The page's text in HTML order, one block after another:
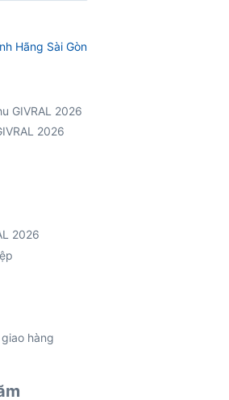
Hãng Sài Gòn
GIVRAL 2026
2026
2026
hàng